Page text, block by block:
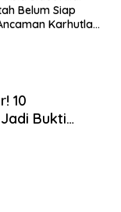
Belum Siap
Karhutla
10
Bukti